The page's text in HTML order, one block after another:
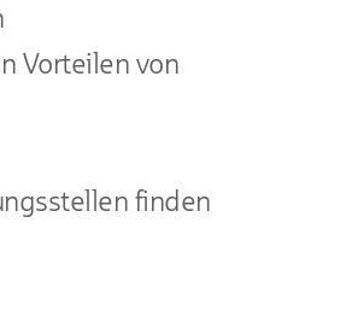
Vorteilen von
finden